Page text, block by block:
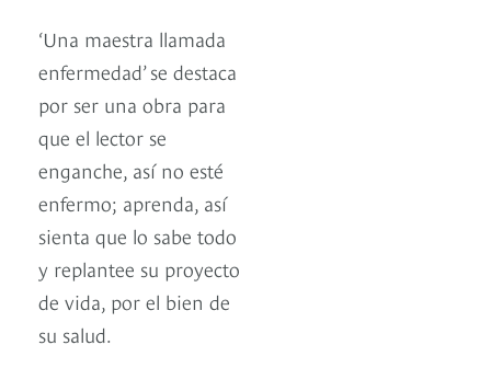
‘Una maestra llamada
enfermedad’ se destaca
por ser una obra para
que el lector se
enganche, así no esté
enfermo; aprenda, así
sienta que lo sabe todo
y replantee su proyecto
de vida, por el bien de
su salud.